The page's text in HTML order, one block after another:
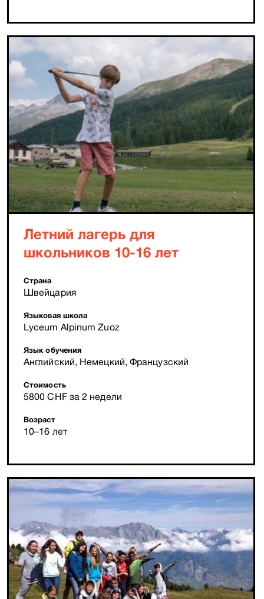
Летний лагерь для
школьников 10-16 лет
Страна
Швейцария
Языковая школа
Lyceum Alpinum Zuoz
Язык обучения
Английский, Немецкий, Французский
Стоимость
5800 CHF за 2 недели
Возраст
10–16 лет